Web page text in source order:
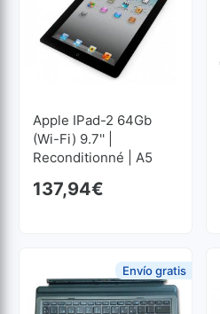
Apple IPad-2 64Gb
(Wi-Fi) 9.7'' |
Reconditionné | A5
64 GB FLASH
137,94€
Envío gratis